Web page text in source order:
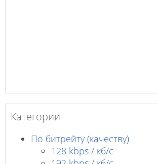
Категории
По битрейту (качеству)
128 kbps / кб/c